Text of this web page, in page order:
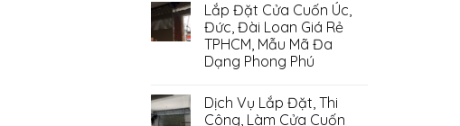
Lắp Đặt Cửa Cuốn Úc,
Đức, Đài Loan Giá Rẻ
TPHCM, Mẫu Mã Đa
Dạng Phong Phú
Dịch Vụ Lắp Đặt, Thi
Công, Làm Cửa Cuốn